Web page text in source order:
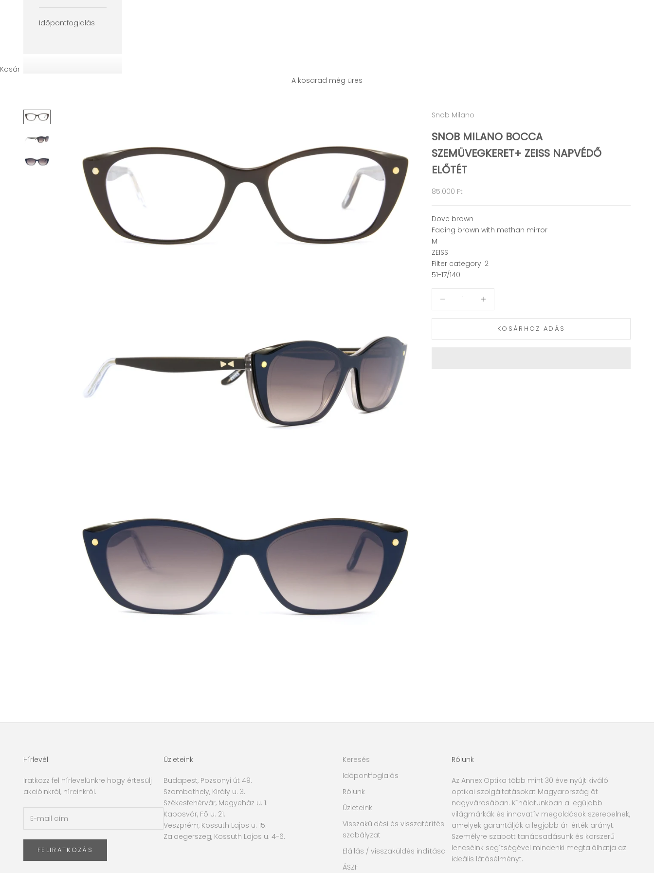
Időpontfoglalás
Kosár
A kosarad még üres
Snob Milano
SNOB MILANO BOCCA
SZEMÜVEGKERET+ ZEISS NAPVÉDŐ
ELŐTÉT
Akciós ár
85.000 Ft
Dove brown
Fading brown with methan mirror
M
ZEISS
Filter category: 2
51-17/140
KOSÁRHOZ ADÁS
Hírlevél
Iratkozz fel hírlevelünkre hogy értesülj
akcióinkról, híreinkről.
FELIRATKOZÁS
Üzleteink
Budapest, Pozsonyi út 49.
Szombathely, Király u. 3.
Székesfehérvár, Megyeház u. 1.
Kaposvár, Fő u. 21.
Veszprém, Kossuth Lajos u. 15.
Zalaegerszeg, Kossuth Lajos u. 4-6.
Keresés
Időpontfoglalás
Rólunk
Üzleteink
Visszaküldési és visszatérítési
szabályzat
Elállás / visszaküldés indítása
ÁSZF
Rólunk
Az Annex Optika több mint 30 éve nyújt kiváló
optikai szolgáltatásokat Magyarország öt
nagyvárosában. Kínálatunkban a legújabb
világmárkák és innovatív megoldások szerepelnek,
amelyek garantálják a legjobb ár-érték arányt.
Személyre szabott tanácsadásunk és korszerű
lencséink segítségével mindenki megtalálhatja az
ideális látásélményt.